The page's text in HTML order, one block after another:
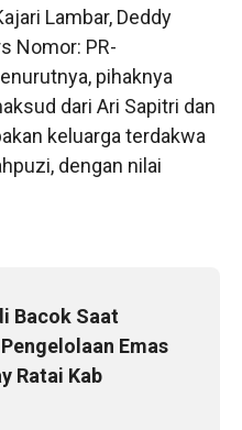
Lambar, Deddy
Nomor: PR-
pihaknya
dari Ari Sapitri dan
keluarga terdakwa
dengan nilai
Bacok Saat
Emas
Ratai Kab